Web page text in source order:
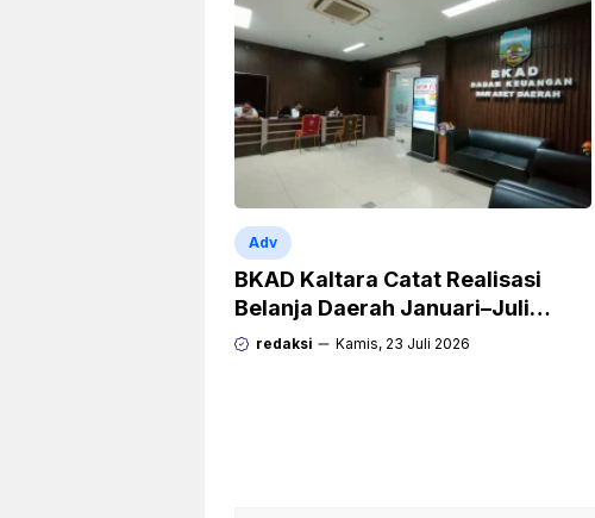
Adv
BKAD Kaltara Catat Realisasi
Belanja Daerah Januari–Juli
Capai 38,9 Persen
redaksi Kamis, 23 Juli 2026